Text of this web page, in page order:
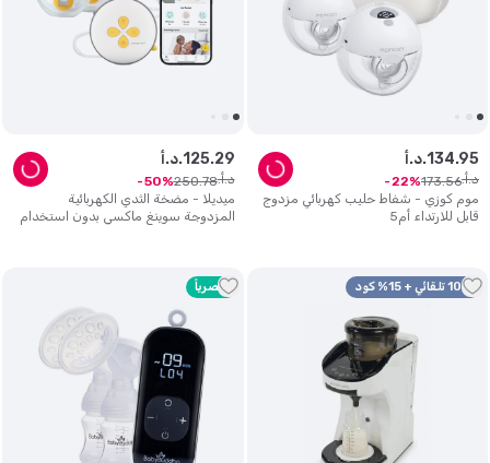
موم كوزي - شفاط حليب كهربائي مزدوج
قابل للارتداء أم5
د.أ.134.95
د.أ. 173.56
22
ميديلا - مضخة الثدي الكهربائية
المزدوجة سوينغ ماكسي بدون استخدام
د.أ.125.29
د.أ. 250.78
50
10% تلقائي + 15% كود حصرياً